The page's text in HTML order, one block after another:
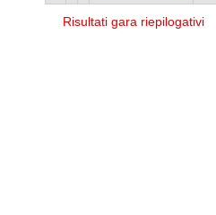
Risultati gara riepilogativi